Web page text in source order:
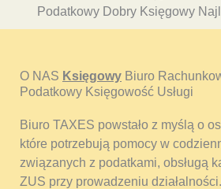
Podatkowy Dobry Księgowy
O NAS Księgowy Biuro
Podatkowy Księgowość Usługi
Biuro TAXES powstało z myślą o
które potrzebują pomocy w
związanych z podatkami, obsługą
ZUS przy prowadzeniu